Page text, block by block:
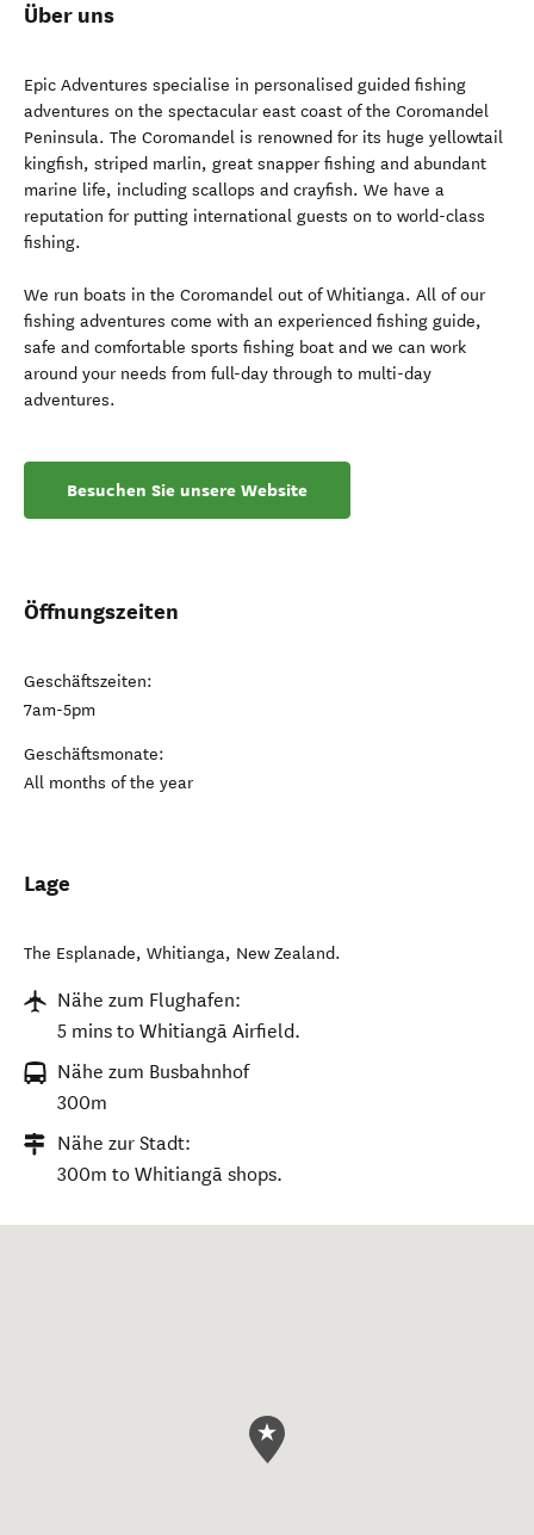
Über uns
Epic Adventures specialise in personalised guided fishing
adventures on the spectacular east coast of the Coromandel
Peninsula. The Coromandel is renowned for its huge yellowtail
kingfish, striped marlin, great snapper fishing and abundant
marine life, including scallops and crayfish. We have a
reputation for putting international guests on to world-class
fishing.
We run boats in the Coromandel out of Whitianga. All of our
fishing adventures come with an experienced fishing guide,
safe and comfortable sports fishing boat and we can work
around your needs from full-day through to multi-day
adventures.
Besuchen Sie unsere Website
Öffnungszeiten
Geschäftszeiten:
7am-5pm
Geschäftsmonate:
All months of the year
Lage
The Esplanade, Whitianga, New Zealand.
Nähe zum Flughafen:
5 mins to Whitiangā Airfield.
Nähe zum Busbahnhof
300m
Nähe zur Stadt:
300m to Whitiangā shops.